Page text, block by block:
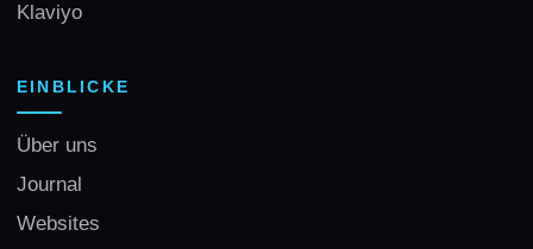
Klaviyo
EINBLICKE
Über uns
Journal
Websites